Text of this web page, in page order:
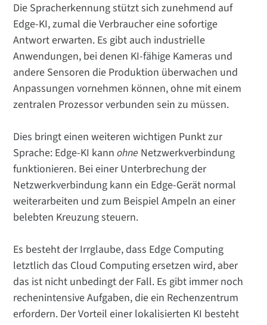
Die Spracherkennung stützt sich zunehmend auf
Edge-KI, zumal die Verbraucher eine sofortige
Antwort erwarten. Es gibt auch industrielle
Anwendungen, bei denen KI-fähige Kameras und
andere Sensoren die Produktion überwachen und
Anpassungen vornehmen können, ohne mit einem
zentralen Prozessor verbunden sein zu müssen.
Dies bringt einen weiteren wichtigen Punkt zur
Sprache: Edge-KI kannohne Netzwerkverbindung
funktionieren. Bei einer Unterbrechung der
Netzwerkverbindung kann ein Edge-Gerät normal
weiterarbeiten und zum Beispiel Ampeln an einer
belebten Kreuzung steuern.
Es besteht der Irrglaube, dass Edge Computing
letztlich das Cloud Computing ersetzen wird, aber
das ist nicht unbedingt der Fall. Es gibt immer noch
rechenintensive Aufgaben, die ein Rechenzentrum
erfordern. Der Vorteil einer lokalisierten KI besteht